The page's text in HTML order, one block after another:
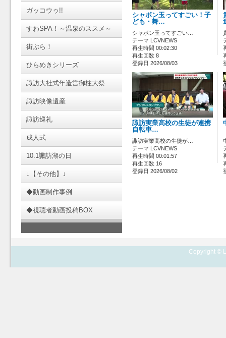
ガッコウゥ!!
すわSPA！～温泉のススメ～
街ぶら！
ひらめきシリーズ
諏訪大社式年造営御柱大祭
諏訪映像遺産
諏訪巡礼
成人式
10.1諏訪湖の日
↓【その他】↓
◆動画制作事例
◆視聴者動画投稿BOX
シャボン玉ってすごい！子
ども・舞…
シャボン玉ってすごい…
テーマ LCVNEWS
再生時間 00:02:30
再生回数 8
登録日 2026/08/03
諏訪実業高校の生徒が連携
自転車…
諏訪実業高校の生徒が…
テーマ LCVNEWS
再生時間 00:01:57
再生回数 16
登録日 2026/08/02
Copyright ©